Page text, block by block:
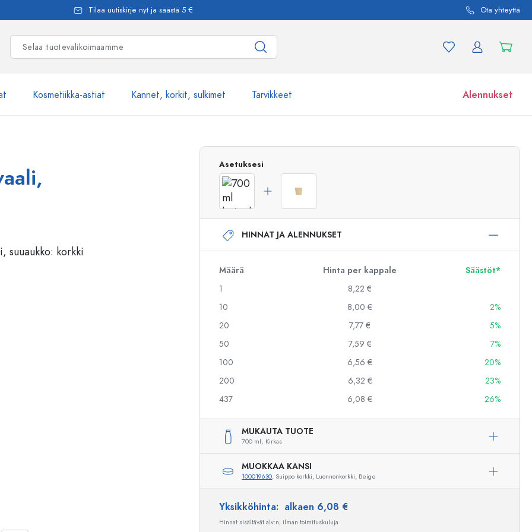
Tilaa uutiskirje nyt ja säästä 5 € Ota yhteyttä
Kosmetiikka-astiat Kannet, korkit, sulkimet Tarvikkeet Alennukset
Spraypullot
Airless-pumppupullot
Roll-on-pullot
Puristuspullot
Säilytyspullot
Kuviopainetut pullot
Joulupullot
Koristeelliset pullot
Sylinteripullot
Lasipurkit
Asetuksesi
HINNAT JA ALENNUKSET
Määrä Hinta per kappale
Säästöt*
1
8,22 €
10
8,00 €
2%
20
7,77 €
5%
50
7,59 €
7%
100
6,56 €
20%
200
6,32 €
23%
437
6,08 € 26%
MUKAUTA TUOTE
700 ml, Kirkas
MUOKKAA KANSI
100019630, Suippo korkki, Luonnonkorkki, Beige
Yksikköhinta: alkaen 6,08 €
Hinnat sisältävät alv:n, ilman toimituskuluja